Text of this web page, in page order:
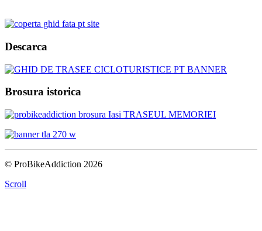
Descarca
Brosura istorica
© ProBikeAddiction 2026
Scroll